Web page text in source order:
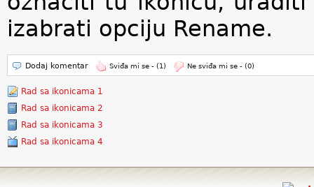
izabrati opciju Rename.
Dodaj komentar Sviđa mi se - (1) Ne sviđa mi se - (0)
Rad sa ikonicama 1
Rad sa ikonicama 2
Rad sa ikonicama 3
Rad sa ikonicama 4